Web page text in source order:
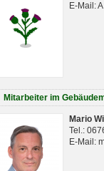
E-Mail:
Mitarbeiter im
Mario
Tel.:
E-Mail: